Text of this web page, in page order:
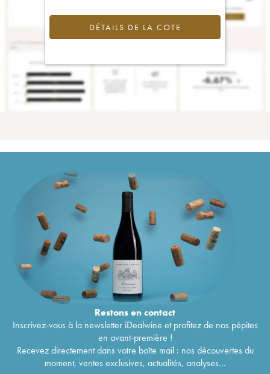
DÉTAILS DE LA COTE
Restons encontact
Inscrivez-vous à la newsletter iDealwine et profitez de nos pépites
en avant-première !
Recevez directement dans votre boîte mail : nos découvertes du
moment, ventes exclusives, actualités, analyses...